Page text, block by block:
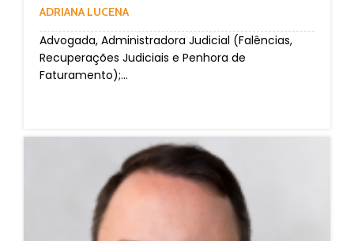
ADRIANA LUCENA
Advogada, Administradora Judicial (Falências,
Recuperações Judiciais e Penhora de
Faturamento);...